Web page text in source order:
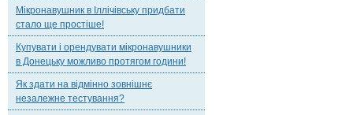
Мікронавушник в Іллічівську придбати
стало ще простіше!
Купувати і орендувати мікронавушники
в Донецьку можливо протягом години!
Як здати на відмінно зовнішнє
незалежне тестування?